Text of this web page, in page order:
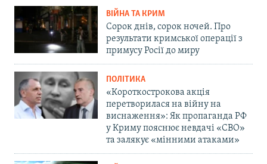
ВІЙНА ТА КРИМ
Сорок днів, сорок ночей. Про
результати кримської операції з
примусу Росії до миру
ПОЛІТИКА
«Короткострокова акція
перетворилася на війну на
виснаження»: Як пропаганда РФ
у Криму пояснює невдачі «СВО»
та залякує «мінними атаками»